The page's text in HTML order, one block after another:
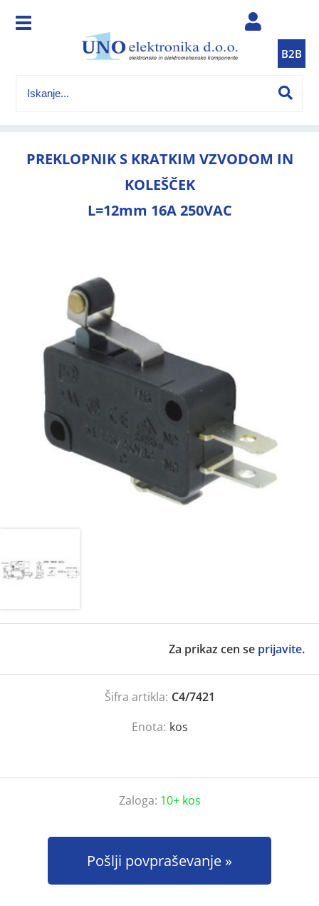
B2B
PREKLOPNIK S KRATKIM VZVODOM IN
KOLEŠČEK
L=12mm 16A 250VAC
Za prikaz cen se prijavite.
Šifra artikla: C4/7421
Enota: kos
Zaloga: 10+ kos
Pošlji povpraševanje